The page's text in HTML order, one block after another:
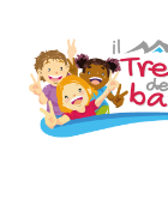
contenuto